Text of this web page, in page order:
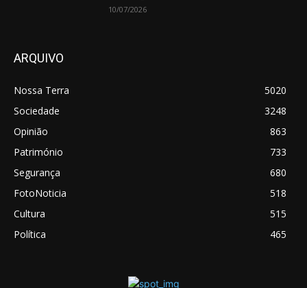
10/07/2026
ARQUIVO
Nossa Terra
5020
Sociedade
3248
Opinião
863
Património
733
Segurança
680
FotoNoticia
518
Cultura
515
Política
465